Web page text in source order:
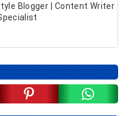
Blogger | Content Writer